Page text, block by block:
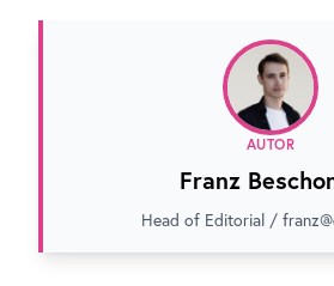
AUTOR
Franz
Head of Editorial /